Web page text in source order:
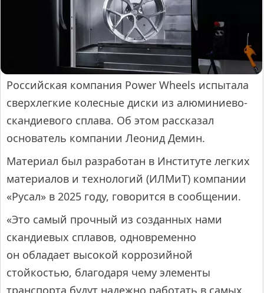
Российская компания Power Wheels испытала
сверхлегкие колесные диски из алюминиево-
скандиевого сплава. Об этом рассказал
основатель компании Леонид Демин.
Материал был разработан в Институте легких
материалов и технологий (ИЛМиТ) компании
«Русал» в 2025 году, говорится в сообщении.
«Это самый прочный из созданных нами
скандиевых сплавов, одновременно
он обладает высокой коррозийной
стойкостью, благодаря чему элементы
транспорта будут надежно работать в самых